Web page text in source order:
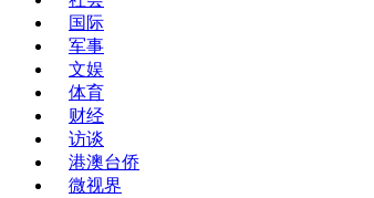
国际
军事
文娱
体育
财经
访谈
港澳台侨
微视界